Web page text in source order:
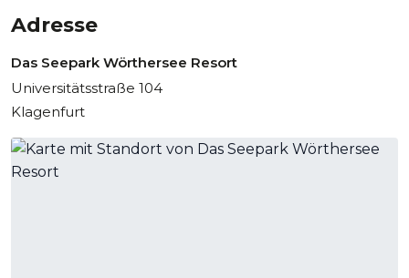
Adresse
Das Seepark Wörthersee Resort
Universitätsstraße 104
Klagenfurt